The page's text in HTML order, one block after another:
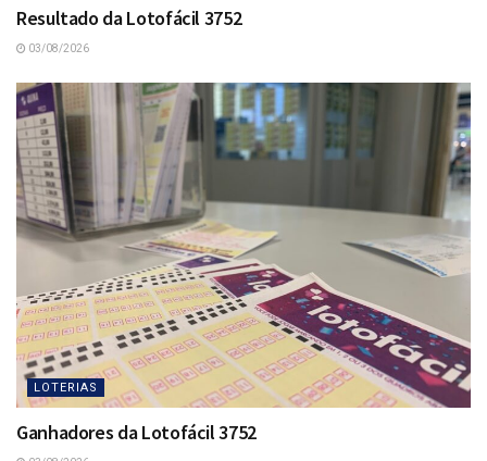
Resultado da Lotofácil 3752
03/08/2026
LOTERIAS
Ganhadores da Lotofácil 3752